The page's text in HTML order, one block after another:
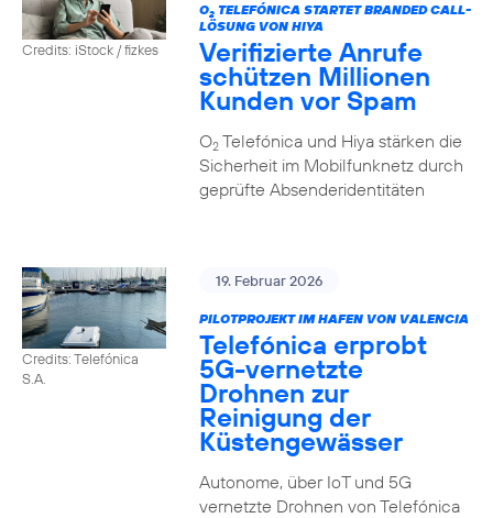
Credits: iStock / fizkes
O2TELEFÓNICA STARTET BRANDED CALL-
LÖSUNG VON HIYA
Verifizierte Anrufe
schützen Millionen
Kunden vor Spam
O2Telefónica und Hiya stärken die
Sicherheit im Mobilfunknetz durch
geprüfte Absenderidentitäten
Credits: Telefónica
S.A.
19. Februar 2026
PILOTPROJEKT IM HAFEN VON VALENCIA
Telefónica erprobt
5G-vernetzte
Drohnen zur
Reinigung der
Küstengewässer
Autonome, über IoT und 5G
vernetzte Drohnen von Telefónica